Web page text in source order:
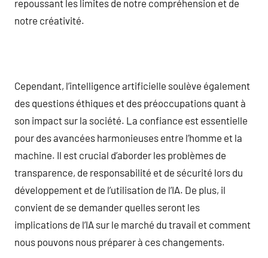
repoussant les limites de notre compréhension et de
notre créativité.
Cependant, l’intelligence artificielle soulève également
des questions éthiques et des préoccupations quant à
son impact sur la société. La confiance est essentielle
pour des avancées harmonieuses entre l’homme et la
machine. Il est crucial d’aborder les problèmes de
transparence, de responsabilité et de sécurité lors du
développement et de l’utilisation de l’IA. De plus, il
convient de se demander quelles seront les
implications de l’IA sur le marché du travail et comment
nous pouvons nous préparer à ces changements.